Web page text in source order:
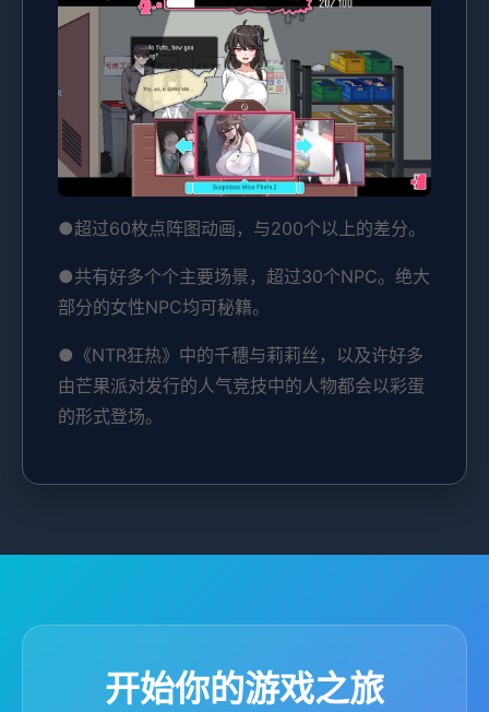
●超过60枚点阵图动画，与200个以上的差分。
●共有好多个个主要场景，超过30个NPC。绝大
部分的女性NPC均可秘籍。
●《NTR狂热》中的千穗与莉莉丝，以及许好多
由芒果派对发行的人气竞技中的人物都会以彩蛋
的形式登场。
开始你的游戏之旅